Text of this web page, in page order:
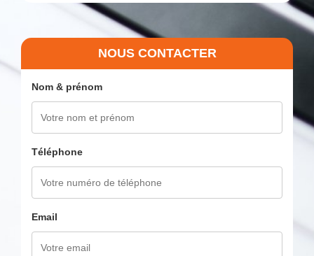
NOUS CONTACTER
Nom & prénom
Téléphone
Email